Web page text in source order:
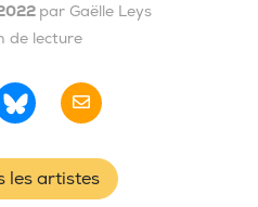
par Gaëlle Leys
de lecture
les artistes